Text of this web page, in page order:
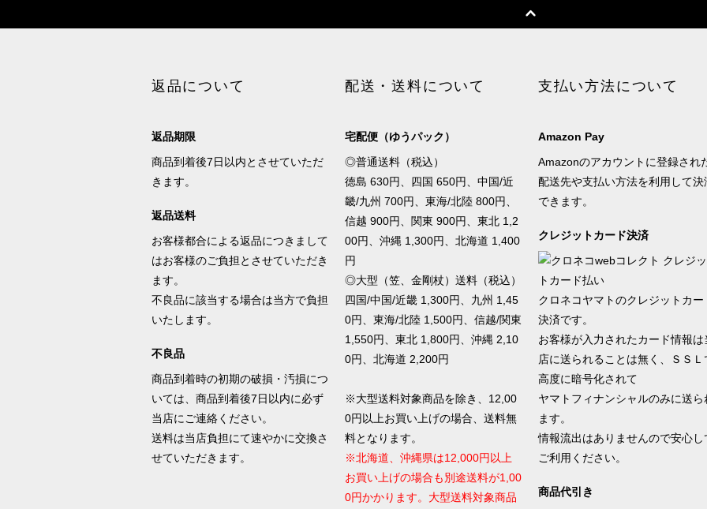
返品について
返品期限
商品到着後7日以内とさせていただ
きます。
返品送料
お客様都合による返品につきまして
はお客様のご負担とさせていただき
ます。
不良品に該当する場合は当方で負担
いたします。
不良品
商品到着時の初期の破損・汚損につ
いては、商品到着後7日以内に必ず
当店にご連絡ください。
送料は当店負担にて速やかに交換さ
せていただきます。
配送・送料について
宅配便（ゆうパック）
◎普通送料（税込）
徳島 630円、四国 650円、中国/近
畿/九州 700円、東海/北陸 800円、
信越 900円、関東 900円、東北 1,2
00円、沖縄 1,300円、北海道 1,400
円
◎大型（笠、金剛杖）送料（税込）
四国/中国/近畿 1,300円、九州 1,45
0円、東海/北陸 1,500円、信越/関東
1,550円、東北 1,800円、沖縄 2,10
0円、北海道 2,200円
※大型送料対象商品を除き、12,00
0円以上お買い上げの場合、送料無
料となります。
※北海道、沖縄県は12,000円以上
お買い上げの場合も別途送料が1,00
0円かかります。大型送料対象商品
支払い方法について
Amazon Pay
Amazonのアカウントに登録され
配送先や支払い方法を利用して決
できます。
クレジットカード決済
クロネコヤマトのクレジットカー
決済です。
お客様が入力されたカード情報は
店に送られることは無く、ＳＳＬ
高度に暗号化されて
ヤマトフィナンシャルのみに送ら
ます。
情報流出はありませんので安心し
ご利用ください。
商品代引き